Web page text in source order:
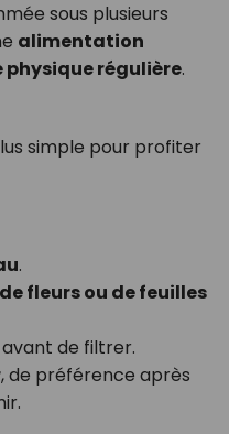
sous plusieurs
alimentation
régulière.
simple pour profiter
.
fleurs ou de feuilles
de filtrer.
, de préférence après